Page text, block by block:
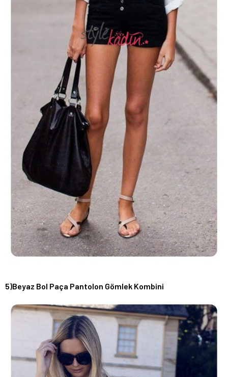
5)Beyaz Bol Paça Pantolon Gömlek Kombini